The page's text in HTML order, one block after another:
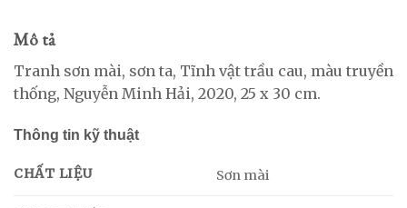
Mô tả
Tranh sơn mài, sơn ta, Tĩnh vật trầu cau, màu truyền
thống, Nguyễn Minh Hải, 2020, 25 x 30 cm.
Thông tin kỹ thuật
CHẤT LIỆU Sơn mài